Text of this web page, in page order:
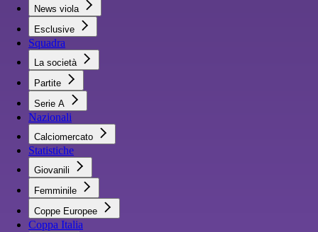
News viola
Esclusive
Squadra
La società
Partite
Serie A
Nazionali
Calciomercato
Statistiche
Giovanili
Femminile
Coppe Europee
Coppa Italia